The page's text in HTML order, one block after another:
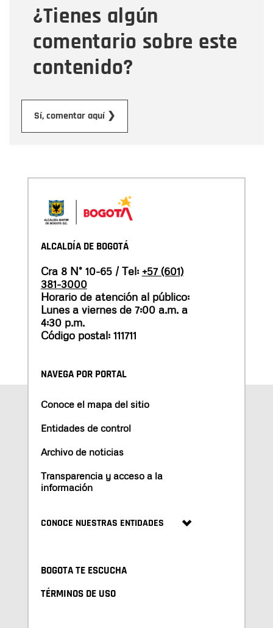
¿Tienes algún
comentario sobre este
contenido?
Sí, comentar aquí ❯
Mensaje
ALCALDÍA DE BOGOTÁ
Cra 8 N° 10-65 / Tel: +57 (601)
381-3000
Horario de atención al público:
Lunes a viernes de 7:00 a.m. a
4:30 p.m.
Código postal: 111711
NAVEGA POR PORTAL
Conoce el mapa del sitio
Entidades de control
Archivo de noticias
Transparencia y acceso a la
información
CONOCE NUESTRAS ENTIDADES
BOGOTA TE ESCUCHA
TÉRMINOS DE USO